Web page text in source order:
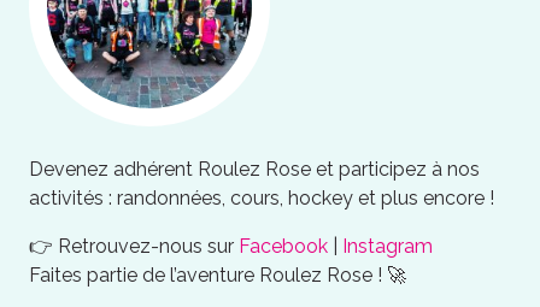
Devenez adhérent Roulez Rose et participez à nos
activités : randonnées, cours, hockey et plus encore !
👉 Retrouvez-nous sur Facebook
Instagram
Faites partie de l’aventure Roulez Rose ! 🚀